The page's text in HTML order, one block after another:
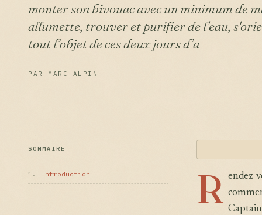
monter son bivouac avec un minimum de
allumette, trouver et purifier de l'eau,
tout l’objet de ces deux jours d’a
PAR MARC ALPIN
SOMMAIRE
1. Introduction R endez-